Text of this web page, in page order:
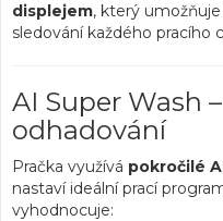
displejem, který
sledování každého pracího
AI Super Wash
odhadování
Pračka využívá pokročilé
nastaví ideální prací
vyhodnocuje: